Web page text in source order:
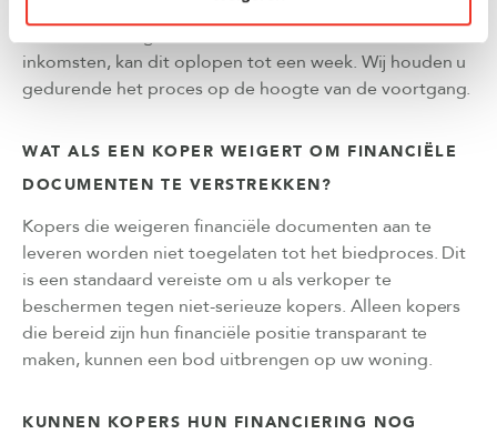
aangeleverde documenten. Bij complexere situaties,
inkomsten, kan dit oplopen tot een week. Wij houden u
gedurende het proces op de hoogte van de voortgang.
WAT ALS EEN KOPER WEIGERT OM FINANCIËLE
DOCUMENTEN TE VERSTREKKEN?
Kopers die weigeren financiële documenten aan te
leveren worden niet toegelaten tot het biedproces. Dit
is een standaard vereiste om u als verkoper te
beschermen tegen niet-serieuze kopers. Alleen kopers
die bereid zijn hun financiële positie transparant te
maken, kunnen een bod uitbrengen op uw woning.
KUNNEN KOPERS HUN FINANCIERING NOG